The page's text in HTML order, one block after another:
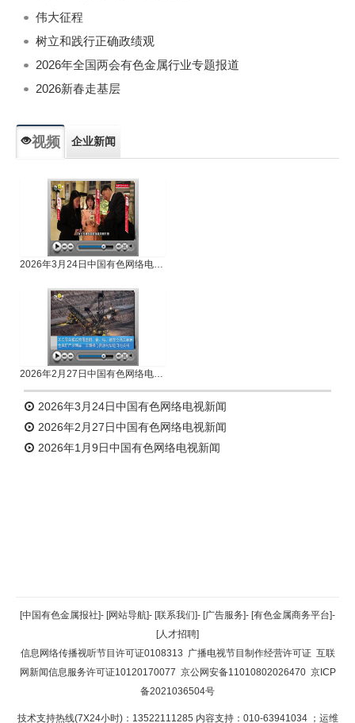
伟大征程
树立和践行正确政绩观
2026年全国两会有色金属行业专题报道
2026新春走基层
视频 企业新闻
2026年3月24日中国有色网络电视新闻
2026年2月27日中国有色网络电视新闻
2026年3月24日中国有色网络电视新闻
2026年2月27日中国有色网络电视新闻
2026年1月9日中国有色网络电视新闻
返回顶部
返回首页
[中国有色金属报社]- [网站导航]- [联系我们]- [广告服务]- [有色金属商务平台]-
[人才招聘]
信息网络传播视听节目许可证0108313 广播电视节目制作经营许可证 互联
网新闻信息服务许可证10120170077 京公网安备11010802026470 京ICP
备2021036504号
技术支持热线(7X24小时)：13522111285 内容支持：010-63941034 ；运维